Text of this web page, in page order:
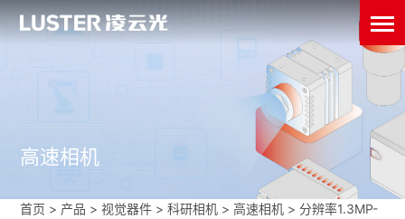
高速相机
首页 > 产品 > 视觉器件 >科研相机 >高速相机 >分辨率1.3MP-